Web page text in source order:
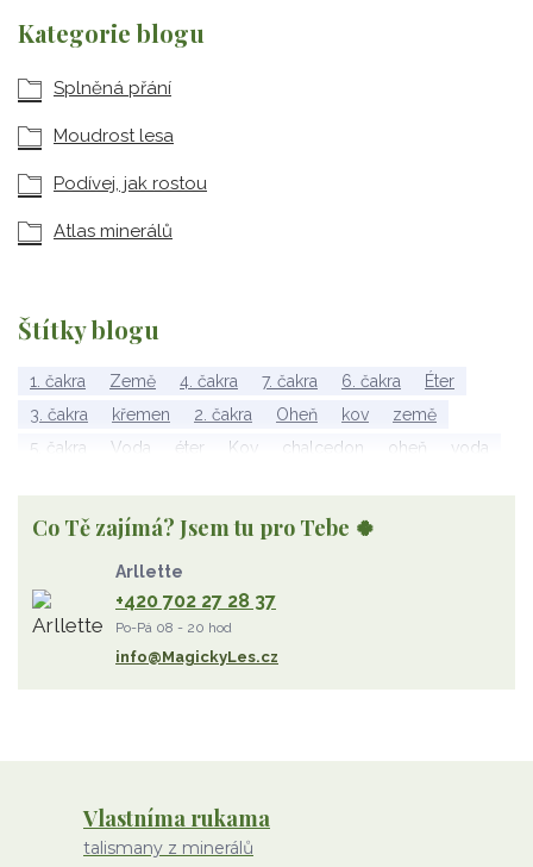
Kategorie blogu
Splněná přání
Moudrost lesa
Podívej, jak rostou
Atlas minerálů
Štítky blogu
1. čakra Země 4. čakra 7. čakra 6. čakra
Éter
3. čakra
křemen 2. čakra Oheň kov
země
5. čakra
Voda éter Kov chalcedon oheň
voda
Wu Xing
apatit
diamant
olivín
želva jahodový křemen
rodochrozit
červený achát
Co Tě zajímá? Jsem tu pro Tebe 🍀
Arllette
+420 702 27 28 37
Po-Pá 08 - 20 hod
info@MagickyLes.cz
Vlastníma rukama
talismany z minerálů